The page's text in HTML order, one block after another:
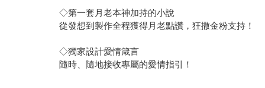
◇第一套月老本神加持的小說
從發想到製作全程獲得月老點讚，狂撒金粉支持！
◇獨家設計愛情箴言
隨時、隨地接收專屬的愛情指引！